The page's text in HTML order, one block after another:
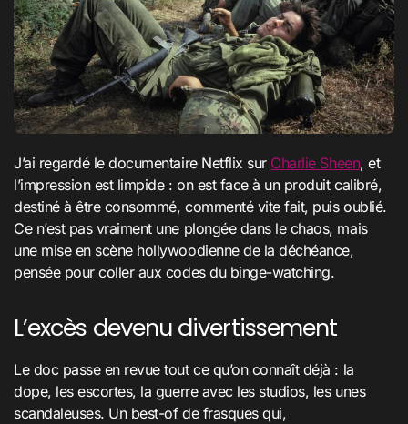
J’ai regardé le documentaire Netflix sur Charlie Sheen, et
l’impression est limpide : on est face à un produit calibré,
destiné à être consommé, commenté vite fait, puis oublié.
Ce n’est pas vraiment une plongée dans le chaos, mais
une mise en scène hollywoodienne de la déchéance,
pensée pour coller aux codes du binge-watching.
L’excès devenu divertissement
Le doc passe en revue tout ce qu’on connaît déjà : la
dope, les escortes, la guerre avec les studios, les unes
scandaleuses. Un best-of de frasques qui,